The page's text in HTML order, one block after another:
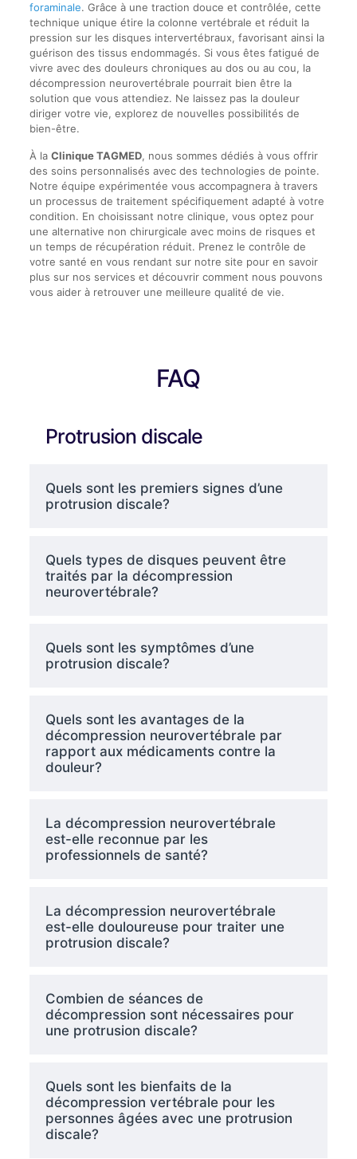
foraminale. Grâce à une traction douce et contrôlée, cette
technique unique étire la colonne vertébrale et réduit la
pression sur les disques intervertébraux, favorisant ainsi la
guérison des tissus endommagés. Si vous êtes fatigué de
vivre avec des douleurs chroniques au dos ou au cou, la
décompression neurovertébrale pourrait bien être la
solution que vous attendiez. Ne laissez pas la douleur
diriger votre vie, explorez de nouvelles possibilités de
bien-être.
À la Clinique TAGMED, nous sommes dédiés à vous offrir
des soins personnalisés avec des technologies de pointe.
Notre équipe expérimentée vous accompagnera à travers
un processus de traitement spécifiquement adapté à votre
condition. En choisissant notre clinique, vous optez pour
une alternative non chirurgicale avec moins de risques et
un temps de récupération réduit. Prenez le contrôle de
votre santé en vous rendant sur notre site pour en savoir
plus sur nos services et découvrir comment nous pouvons
vous aider à retrouver une meilleure qualité de vie.
FAQ
Protrusion discale
Quels sont les premiers signes d’une
protrusion discale?
Quels types de disques peuvent être
traités par la décompression
neurovertébrale?
Quels sont les symptômes d’une
protrusion discale?
Quels sont les avantages de la
décompression neurovertébrale par
rapport aux médicaments contre la
douleur?
La décompression neurovertébrale
est-elle reconnue par les
professionnels de santé?
La décompression neurovertébrale
est-elle douloureuse pour traiter une
protrusion discale?
Combien de séances de
décompression sont nécessaires pour
une protrusion discale?
Quels sont les bienfaits de la
décompression vertébrale pour les
personnes âgées avec une protrusion
discale?